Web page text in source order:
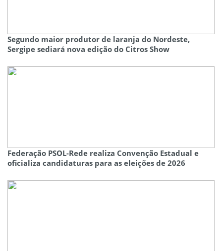
Segundo maior produtor de laranja do Nordeste,
Sergipe sediará nova edição do Citros Show
Federação PSOL-Rede realiza Convenção Estadual e
oficializa candidaturas para as eleições de 2026